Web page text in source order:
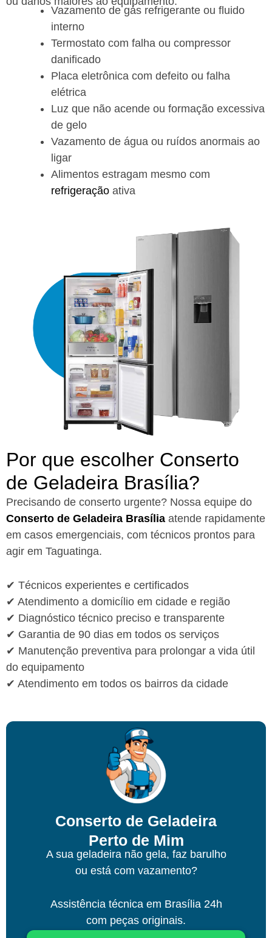
Vazamento de gás refrigerante ou fluido
interno
Termostato com falha ou compressor
danificado
Placa eletrônica com defeito ou falha
elétrica
Luz que não acende ou formação excessiva
de gelo
Vazamento de água ou ruídos anormais ao
ligar
Alimentos estragam mesmo com
refrigeração ativa
Por que escolher Conserto
de Geladeira Brasília?​
Precisando de conserto urgente? Nossa equipe do
Conserto de Geladeira Brasília atende rapidamente
em casos emergenciais, com técnicos prontos para
agir em Taguatinga.
✔ Técnicos experientes e certificados
✔ Atendimento a domicílio em cidade e região
✔ Diagnóstico técnico preciso e transparente
✔ Garantia de 90 dias em todos os serviços
✔ Manutenção preventiva para prolongar a vida útil
do equipamento
✔ Atendimento em todos os bairros da cidade
Conserto de Geladeira
Perto de Mim
A sua geladeira não gela, faz barulho
ou está com vazamento?
Assistência técnica em Brasília24h
com peças originais.